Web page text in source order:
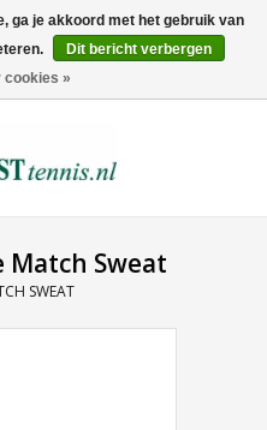
0 Artikelen - €0,00
Match Sweat
SWEAT
ga je akkoord met het gebruik van
Dit bericht verbergen
cookies »